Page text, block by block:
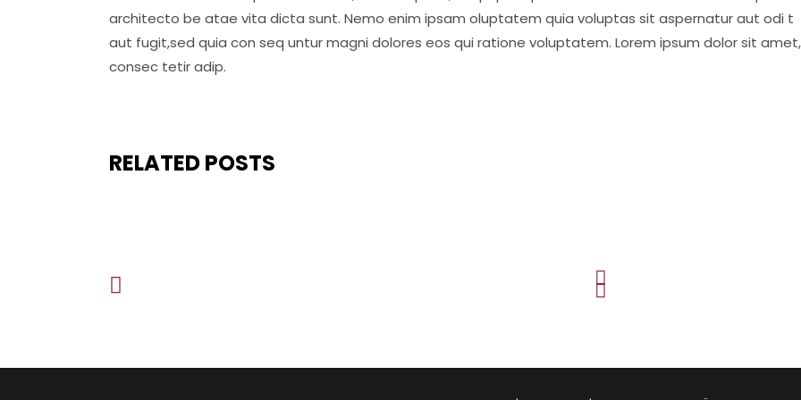
architecto be atae vita dicta sunt. Nemo enim ipsam oluptatem quia voluptas sit aspernatur aut odi t
aut fugit,sed quia con seq untur magni dolores eos qui ratione voluptatem. Lorem ipsum dolor sit amet,
consec tetir adip.
RELATED POSTS